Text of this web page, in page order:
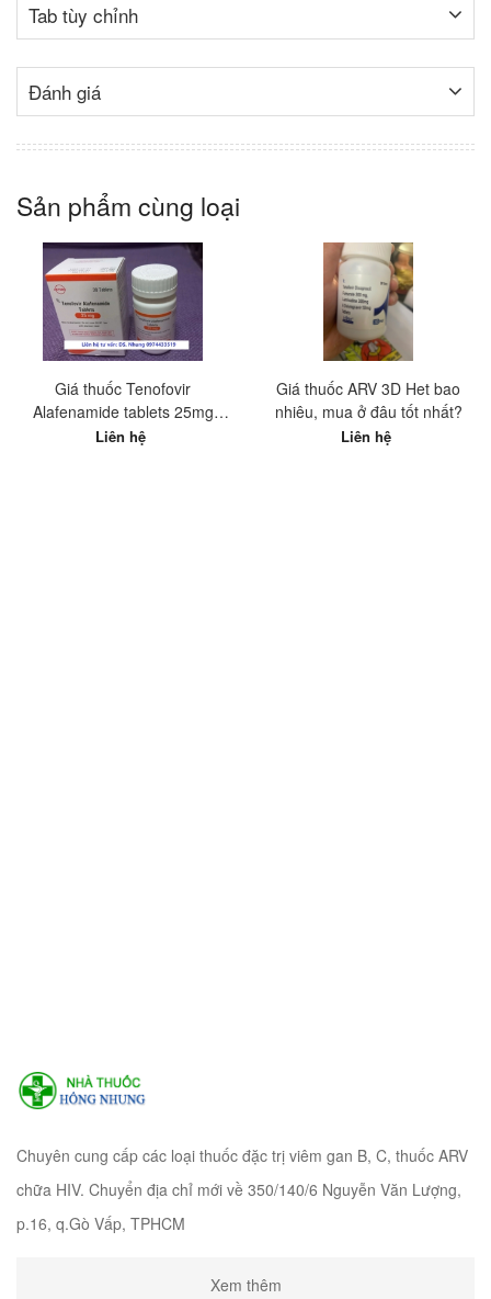
Tab tùy chỉnh
Đánh giá
Sản phẩm cùng loại
Giá thuốc Tenofovir
Alafenamide tablets 25mg
Hetero Ấn Độ? Mua ở đâu tốt
Liên hệ
Giá thuốc ARV 3D Het bao
nhiêu, mua ở đâu tốt nhất?
Liên hệ
Chuyên cung cấp các loại thuốc đặc trị viêm gan B, C, thuốc ARV
chữa HIV. Chuyển địa chỉ mới về 350/140/6 Nguyễn Văn Lượng,
p.16, q.Gò Vấp, TPHCM
Xem thêm